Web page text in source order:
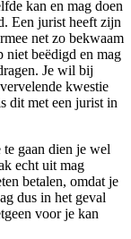
kan en mag doen
Een jurist heeft zijn
net zo bekwaam
niet beëdigd en mag
Je wil bij
kwestie
dit met een jurist in
gaan dien je wel
echt uit mag
betalen, omdat je
dus in het geval
voor je kan